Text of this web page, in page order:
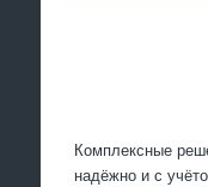
Комплексные
надёжно и с